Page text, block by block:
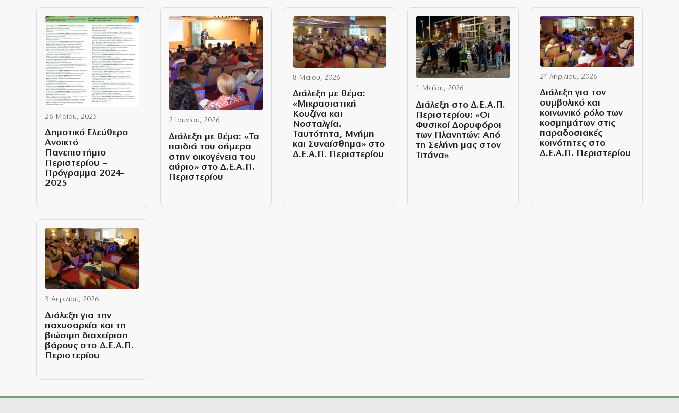
26 Μαΐου, 2025
Δημοτικό Ελεύθερο
Ανοικτό
Πανεπιστήμιο
Περιστερίου –
Πρόγραμμα 2024-
2025
2 Ιουνίου, 2026
Διάλεξη με θέμα: «Τα
παιδιά του σήμερα
στην οικογένεια του
αύριο» στο Δ.Ε.Α.Π.
Περιστερίου
8 Μαΐου, 2026
Διάλεξη με θέμα:
«Μικρασιατική
Κουζίνα και
Νοσταλγία.
Ταυτότητα, Μνήμη
και Συναίσθημα» στο
Δ.Ε.Α.Π. Περιστερίου
1 Μαΐου, 2026
Διάλεξη στο Δ.Ε.Α.Π.
Περιστερίου: «Οι
Φυσικοί Δορυφόροι
των Πλανητών: Από
τη Σελήνη μας στον
Τιτάνα»
24 Απριλίου, 2026
Διάλεξη για τον
συμβολικό και
κοινωνικό ρόλο των
κοσμημάτων στις
παραδοσιακές
κοινότητες στο
Δ.Ε.Α.Π. Περιστερίου
3 Απριλίου, 2026
Διάλεξη για την
παχυσαρκία και τη
βιώσιμη διαχείριση
βάρους στο Δ.Ε.Α.Π.
Περιστερίου